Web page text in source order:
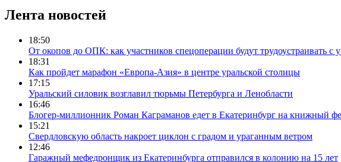
Лента новостей
18:50
От окопов до ОПК: как участников спецоперации будут трудоустраивать с
18:31
Как пройдет марафон «Европа-Азия» в центре уральской столицы
17:15
Уральский силовик возглавил тюрьмы Петербурга и Ленобласти
16:46
Блогер-миллионник Роман Каграманов едет в Екатеринбург на книжный
15:21
Свердловскую область накроет циклон с градом и ураганным ветром
12:46
Гаражный мефедронщик из Екатеринбурга отправился в колонию на 15 лет